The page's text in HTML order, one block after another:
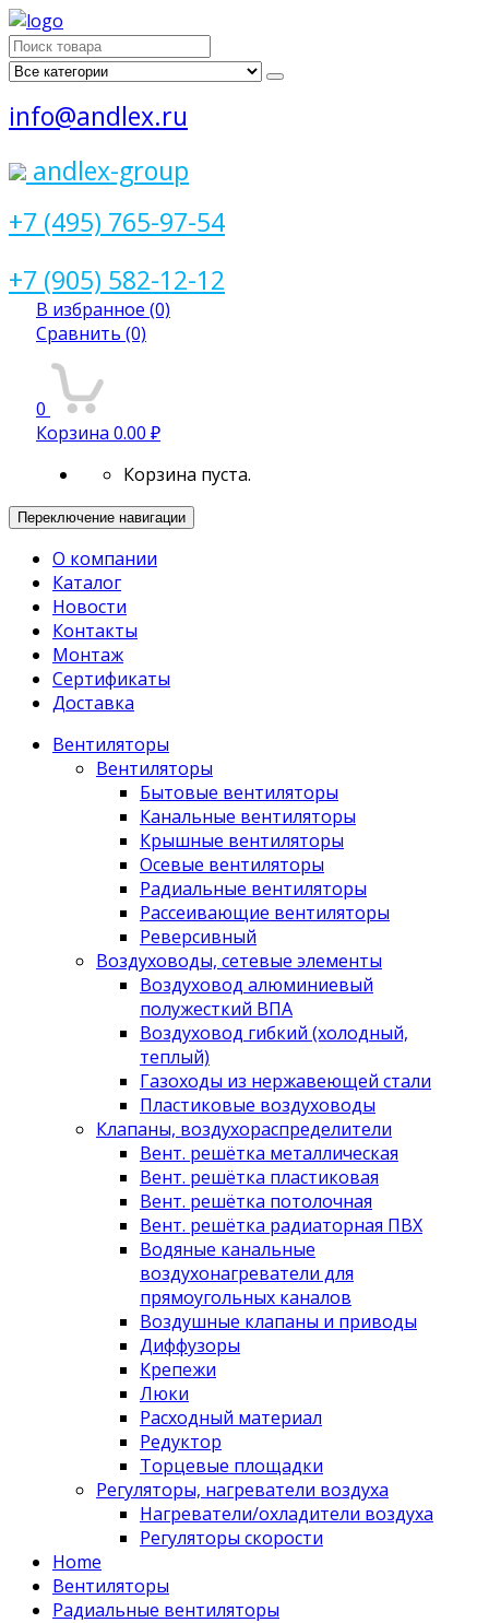
Поиск
для:
info@andlex.ru
andlex-group
+7 (495) 765-97-54
+7 (905) 582-12-12
В избранное (0)
Сравнить (0)
0
Корзина 0.00 ₽
Корзина пуста.
Переключение навигации
О компании
Каталог
Новости
Контакты
Монтаж
Сертификаты
Доставка
Вентиляторы
Вентиляторы
Бытовые вентиляторы
Канальные вентиляторы
Крышные вентиляторы
Осевые вентиляторы
Радиальные вентиляторы
Рассеивающие вентиляторы
Реверсивный
Воздуховоды, сетевые элементы
Воздуховод алюминиевый
полужесткий ВПА
Воздуховод гибкий (холодный,
теплый)
Газоходы из нержавеющей стали
Пластиковые воздуховоды
Клапаны, воздухораспределители
Вент. решётка металлическая
Вент. решётка пластиковая
Вент. решётка потолочная
Вент. решётка радиаторная ПВХ
Водяные канальные
воздухонагреватели для
прямоугольных каналов
Воздушные клапаны и приводы
Диффузоры
Крепежи
Люки
Расходный материал
Редуктор
Торцевые площадки
Регуляторы, нагреватели воздуха
Нагреватели/охладители воздуха
Регуляторы скорости
Home
Вентиляторы
Радиальные вентиляторы